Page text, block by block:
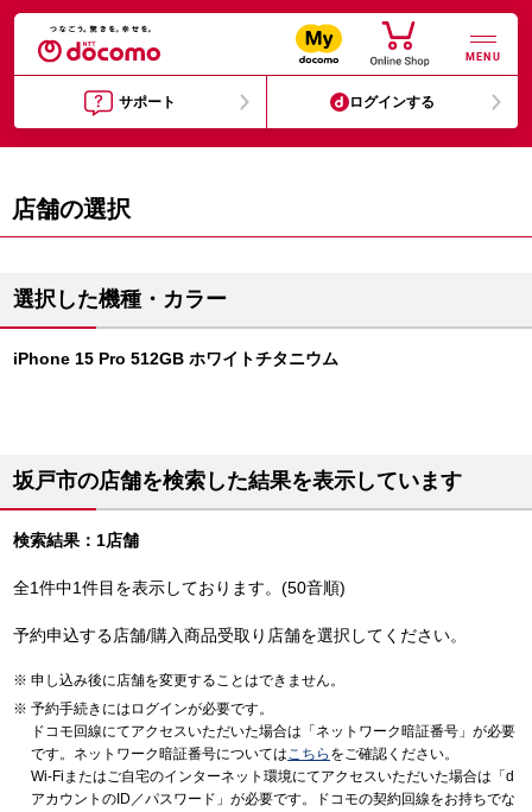
MENU
サポート ログインする
店舗の選択
選択した機種・カラー
iPhone 15 Pro 512GB ホワイトチタニウム
坂戸市の店舗を検索した結果を表示しています
検索結果：1店舗
全1件中1件目を表示しております。(50音順)
予約申込する店舗/購入商品受取り店舗を選択してください。
申し込み後に店舗を変更することはできません。
予約手続きにはログインが必要です。
ドコモ回線にてアクセスいただいた場合は「ネットワーク暗証番号」が必要
です。ネットワーク暗証番号についてはこちら をご確認ください。
Wi-Fiまたはご自宅のインターネット環境にてアクセスいただいた場合は「d
アカウントのID／パスワード」が必要です。ドコモの契約回線をお持ちでな